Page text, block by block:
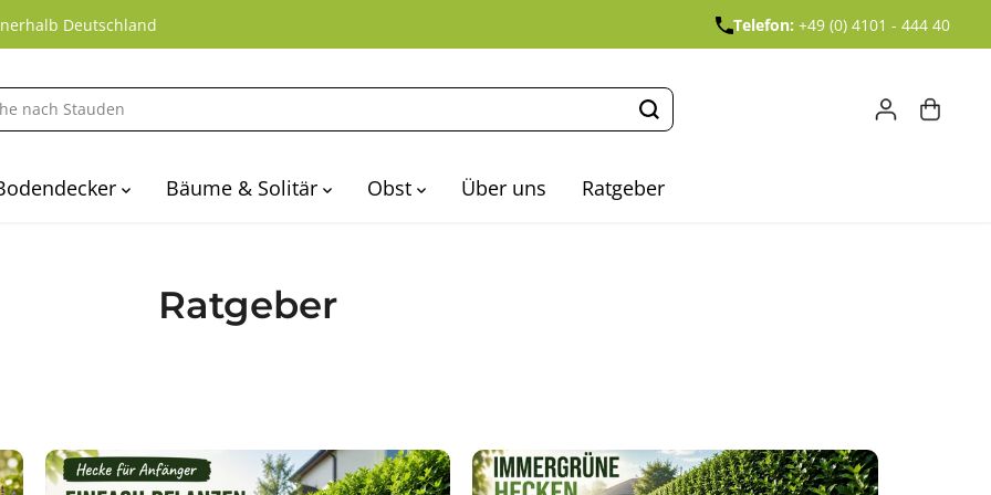
Deutschland Telefon: +49 (0) 4101 - 444 40
Bäume & Solitär Obst Über uns Ratgeber
Ratgeber